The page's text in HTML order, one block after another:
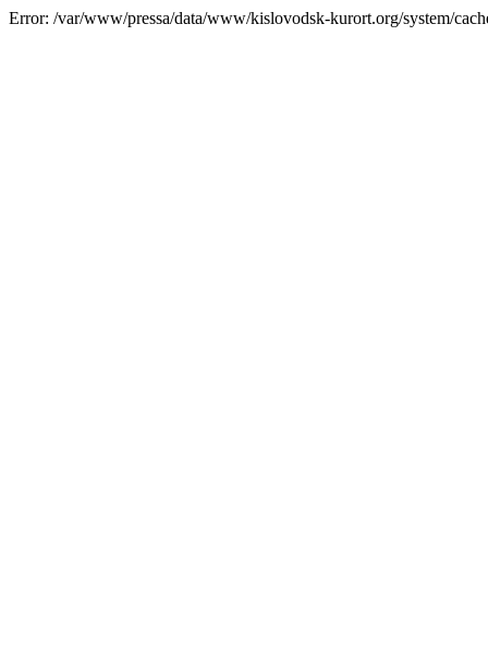
Error: /var/www/pressa/data/www/kislovodsk-kurort.org/system/